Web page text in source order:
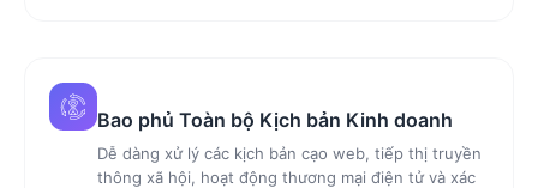
Bao phủ Toàn bộ Kịch bản Kinh doanh
Dễ dàng xử lý các kịch bản cạo web, tiếp thị truyền
thông xã hội, hoạt động thương mại điện tử và xác